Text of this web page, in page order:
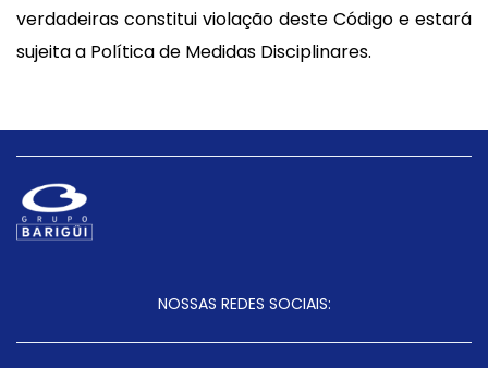
verdadeiras constitui violação deste Código e estará
sujeita a Política de Medidas Disciplinares.
NOSSAS REDES SOCIAIS: